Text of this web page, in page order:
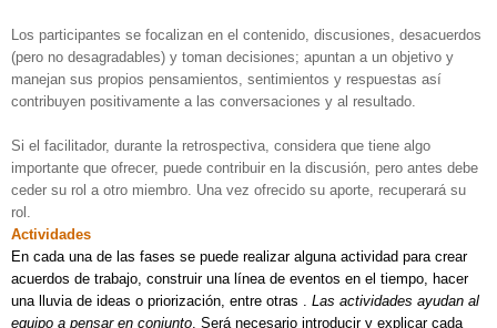
Los participantes se focalizan en el contenido, discusiones, desacuerdos
(pero no desagradables) y toman decisiones; apuntan a un objetivo y
manejan sus propios pensamientos, sentimientos y respuestas así
contribuyen positivamente a las conversaciones y al resultado.
Si el facilitador, durante la retrospectiva, considera que tiene algo
importante que ofrecer, puede contribuir en la discusión, pero antes debe
ceder su rol a otro miembro. Una vez ofrecido su aporte, recuperará su
rol.
Actividades
En cada una de las fases se puede realizar alguna actividad para crear
acuerdos de trabajo, construir una línea de eventos en el tiempo, hacer
una lluvia de ideas o priorización, entre otras . Las actividades ayudan al
equipo a pensar en conjunto . Será necesario introducir y explicar cada